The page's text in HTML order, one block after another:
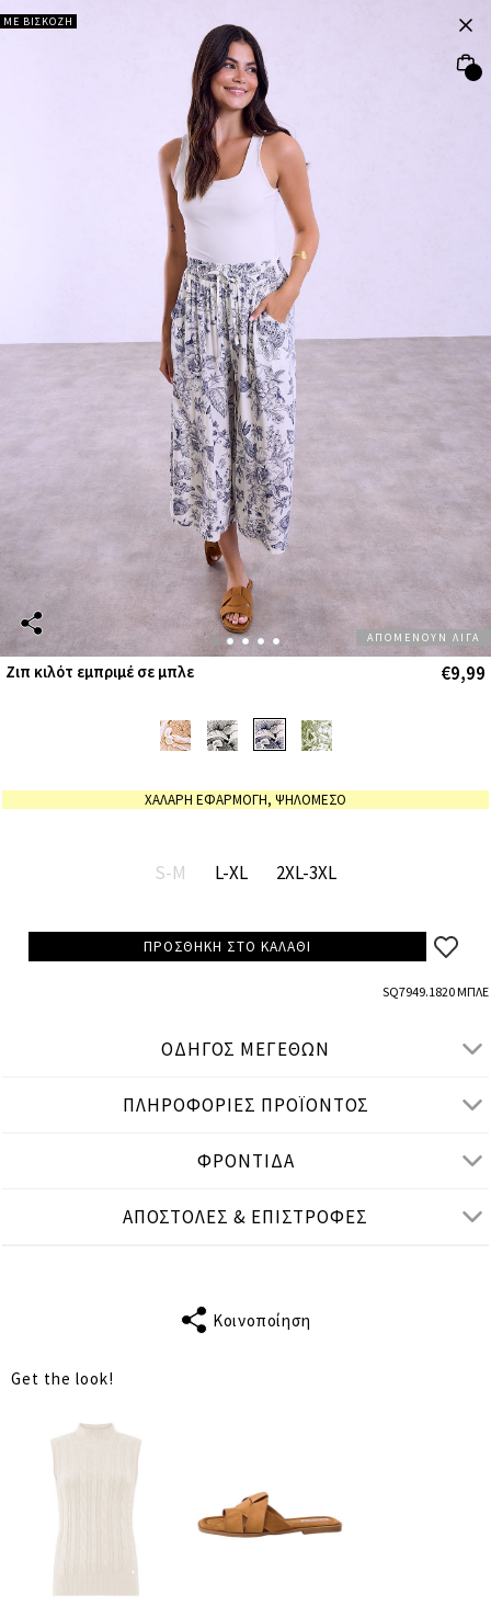
ΜΕ ΒΙΣΚΟΖΗ
ΑΠΟΜΕΝΟΥΝ ΛΙΓΑ
Ζιπ κιλότ εμπριμέ σε μπλε €9,99
ΧΑΛΑΡΗ ΕΦΑΡΜΟΓΗ, ΨΗΛΟΜΕΣΟ
S-M L-XL 2XL-3XL
ΠΡΟΣΘΗΚΗ ΣΤΟ ΚΑΛΑΘΙ
SQ7949.1820 ΜΠΛΕ
ΟΔΗΓΟΣ ΜΕΓΕΘΩΝ
● ΧΑΛΑΡΗ ΕΦΑΡΜΟΓΗ, ΨΗΛΟΜΕΣΟ
in
ΜΗΚΟΣ
ΕΣΩΤΕΡΙΚΟ
ΜΗΚΟΣ ΠΑΤΖΑΚΙ
S-M L-XL 2XL-3XL
118 122
ΠΛΗΡΟΦΟΡΙΕΣ ΠΡΟΪΟΝΤΟΣ
ΦΡΟΝΤΙΔΑ
ΑΠΟΣΤΟΛΕΣ & ΕΠΙΣΤΡΟΦΕΣ
Κοινοποίηση
Get the look!